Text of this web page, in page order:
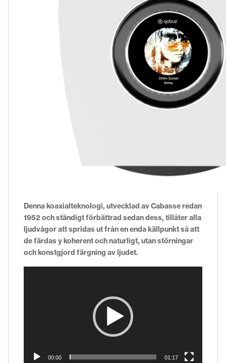
Denna koaxialteknologi, utvecklad av Cabasse redan
1952 och ständigt förbättrad sedan dess, tillåter alla
ljudvågor att spridas ut från en enda källpunkt så att
de färdas y koherent och naturligt, utan störningar
och konstgjord färgning av ljudet.
00:00 01:17